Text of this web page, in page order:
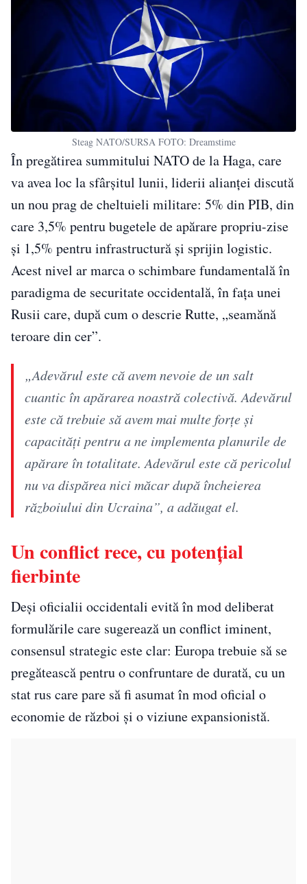
Steag NATO/SURSA FOTO: Dreamstime
În pregătirea summitului NATO de la Haga, care
va avea loc la sfârșitul lunii, liderii alianței discută
un nou prag de cheltuieli militare: 5% din PIB, din
care 3,5% pentru bugetele de apărare propriu-zise
și 1,5% pentru infrastructură și sprijin logistic.
Acest nivel ar marca o schimbare fundamentală în
paradigma de securitate occidentală, în fața unei
Rusii care, după cum o descrie Rutte, „seamănă
teroare din cer”.
„Adevărul este că avem nevoie de un salt
cuantic în apărarea noastră colectivă. Adevărul
este că trebuie să avem mai multe forţe şi
capacităţi pentru a ne implementa planurile de
apărare în totalitate. Adevărul este că pericolul
nu va dispărea nici măcar după încheierea
războiului din Ucraina”, a adăugat el.
Un conflict rece, cu potențial
fierbinte
Deși oficialii occidentali evită în mod deliberat
formulările care sugerează un conflict iminent,
consensul strategic este clar: Europa trebuie să se
pregătească pentru o confruntare de durată, cu un
stat rus care pare să fi asumat în mod oficial o
economie de război și o viziune expansionistă.